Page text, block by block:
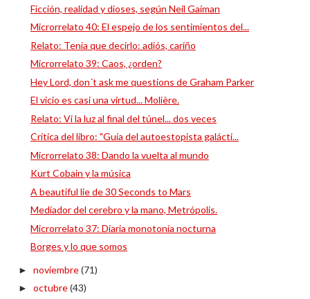
Ficción, realidad y dioses, según Neil Gaiman
Microrrelato 40: El espejo de los sentimientos del...
Relato: Tenía que decirlo: adiós, cariño
Microrrelato 39: Caos, ¿orden?
Hey Lord, don´t ask me questions de Graham Parker
El vicio es casi una virtud... Molière.
Relato: Vi la luz al final del túnel... dos veces
Crítica del libro: "Guía del autoestopista galácti...
Microrrelato 38: Dando la vuelta al mundo
Kurt Cobain y la música
A beautiful lie de 30 Seconds to Mars
Mediador del cerebro y la mano, Metrópolis.
Microrrelato 37: Diaria monotonía nocturna
Borges y lo que somos
► noviembre(71)
► octubre(43)